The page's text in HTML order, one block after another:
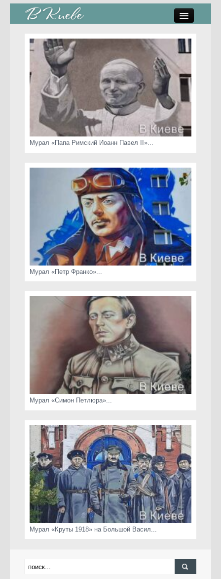
стрит-арт
коты Киева
скамейки
часы Киева
Мурал «Папа Римский Иоанн Павел II»...
Мурал «Петр Франко»...
Мурал «Симон Петлюра»...
Мурал «Круты 1918» на Большой Васил...